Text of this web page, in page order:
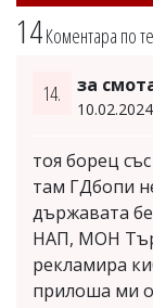
14Коментара по
14. за
тоя борец
там ГДбопи
държавата
НАП, МОН
рекламира
прилоша ми